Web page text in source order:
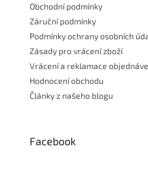
Obchodní podmínky
Záruční podmínky
Podmínky ochrany osobních
Zásady pro vrácení zboží
Vrácení a reklamace
Hodnocení obchodu
Články z našeho blogu
Facebook